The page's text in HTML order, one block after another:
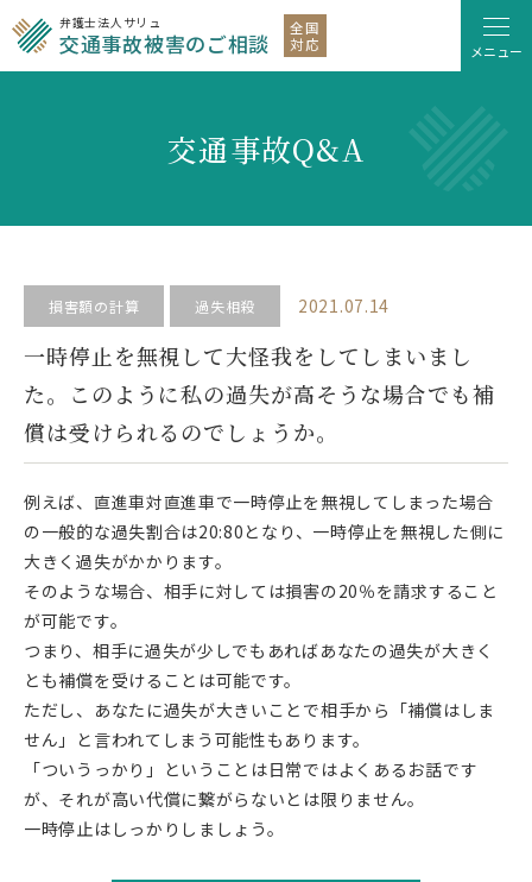
弁護士法人サリュ
交通事故被害のご相談
全国
対応
メニュー
交通事故Q&A
損害額の計算 過失相殺 2021.07.14
一時停止を無視して大怪我をしてしまいまし
た。このように私の過失が高そうな場合でも補
償は受けられるのでしょうか。
例えば、直進車対直進車で一時停止を無視してしまった場合
の一般的な過失割合は20:80となり、一時停止を無視した側に
大きく過失がかかります。
そのような場合、相手に対しては損害の20％を請求すること
が可能です。
つまり、相手に過失が少しでもあればあなたの過失が大きく
とも補償を受けることは可能です。
ただし、あなたに過失が大きいことで相手から「補償はしま
せん」と言われてしまう可能性もあります。
「ついうっかり」ということは日常ではよくあるお話です
が、それが高い代償に繋がらないとは限りません。
一時停止はしっかりしましょう。